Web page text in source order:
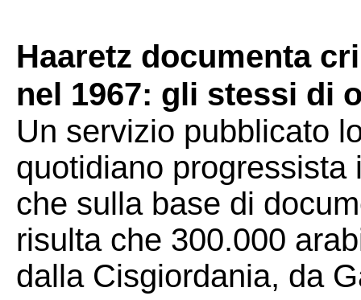
Haaretz documenta
nel 1967: gli stessi di
Un servizio pubblicato
quotidiano
che sulla base di
risulta che 300.000
dalla Cisgiordania, da